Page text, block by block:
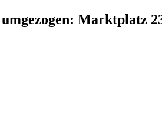
Marktplatz